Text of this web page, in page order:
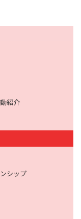
紹介
シップ